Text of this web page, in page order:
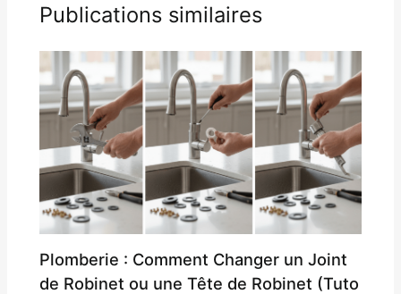
Publications similaires
Plomberie : Comment Changer un Joint
de Robinet ou une Tête de Robinet (Tuto